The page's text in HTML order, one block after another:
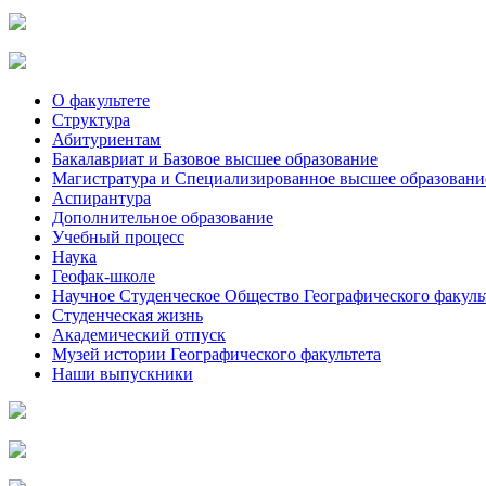
О факультете
Структура
Абитуриентам
Бакалавриат и Базовое высшее образование
Магистратура и Специализированное высшее
Аспирантура
Дополнительное образование
Учебный процесс
Наука
Геофак-школе
Научное Студенческое Общество Географического
Студенческая жизнь
Академический отпуск
Музей истории Географического факультета
Наши выпускники